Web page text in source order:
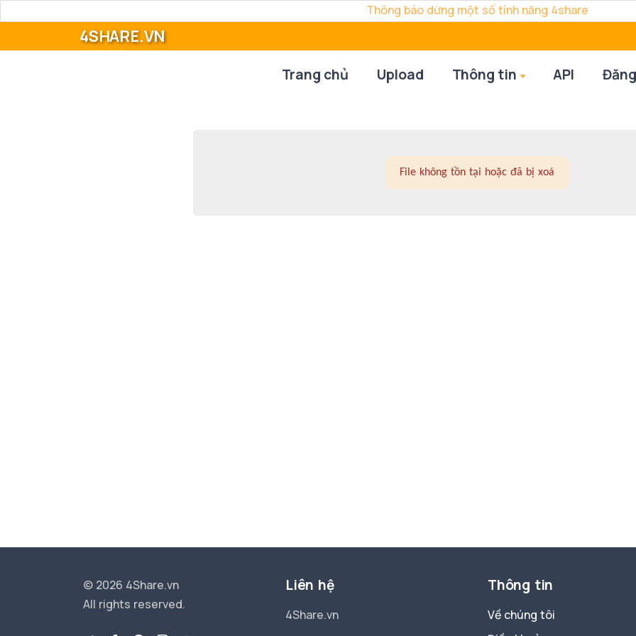
Thông báo dừng một số tính năng 4share
4SHARE.VN
Trang chủ Upload Thông tin API
File không tồn tại hoặc đã bị xoá
© 2026 4Share.vn
All rights reserved.
Liên hệ
4Share.vn
Thông tin
Về chúng tôi